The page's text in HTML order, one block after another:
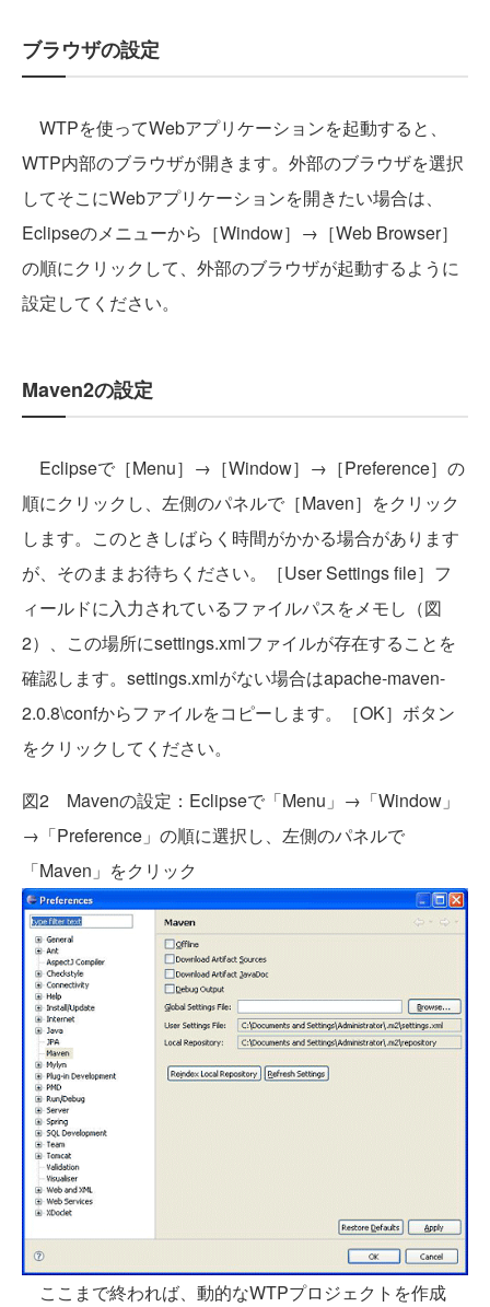
ブラウザの設定
WTPを使ってWebアプリケーションを起動すると、
WTP内部のブラウザが開きます。外部のブラウザを選択
してそこにWebアプリケーションを開きたい場合は、
Eclipseのメニューから［Window］→［Web Browser］
の順にクリックして、外部のブラウザが起動するように
設定してください。
Maven2の設定
Eclipseで［Menu］→［Window］→［Preference］の
順にクリックし、左側のパネルで［Maven］をクリック
します。このときしばらく時間がかかる場合があります
が、そのままお待ちください。［User Settings file］フ
ィールドに入力されているファイルパスをメモし（図
2）、この場所にsettings.xmlファイルが存在することを
確認します。settings.xmlがない場合はapache-maven-
2.0.8\confからファイルをコピーします。［OK］ボタン
をクリックしてください。
図2 Mavenの設定：Eclipseで「Menu」→「Window」
→「Preference」の順に選択し、左側のパネルで
「Maven」をクリック
ここまで終われば、動的なWTPプロジェクトを作成